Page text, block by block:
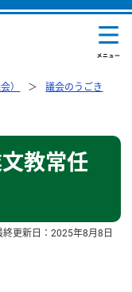
）
議会のうごき
教常任
終更新日：2025年8月8日